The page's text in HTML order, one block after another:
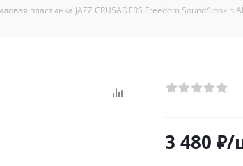
пластинка JAZZ CRUSADERS Freedom Sound/Lookin
3 480 ₽/